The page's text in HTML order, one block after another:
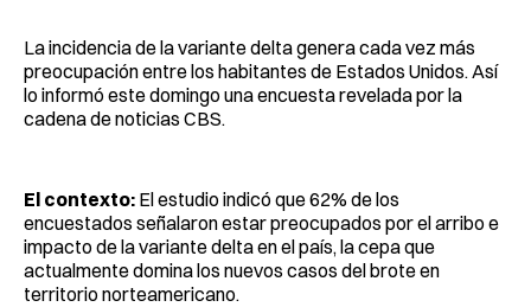
La incidencia de la variante delta genera cada vez más
preocupación entre los habitantes de Estados Unidos. Así
lo informó este domingo una encuesta revelada por la
cadena de noticias CBS.
El contexto: El estudio indicó que 62% de los
encuestados señalaron estar preocupados por el arribo e
impacto de la variante delta en el país, la cepa que
actualmente domina los nuevos casos del brote en
territorio norteamericano.